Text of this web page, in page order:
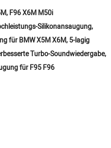
F96 X6M M50i
Silikonansaugung,
für BMW X5M X6M, 5-lagig
Turbo-Soundwiedergabe,
für F95 F96